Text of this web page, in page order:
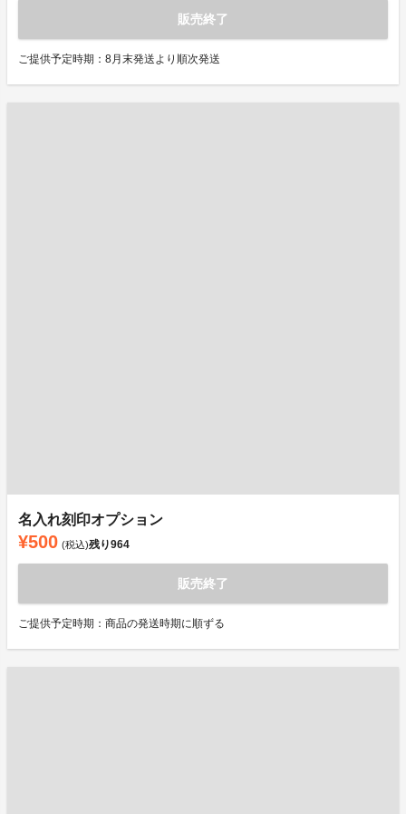
販売終了
ご提供予定時期：8月末発送より順次発送
名入れ刻印オプション
¥500 (税込)残り964
販売終了
ご提供予定時期：商品の発送時期に順ずる